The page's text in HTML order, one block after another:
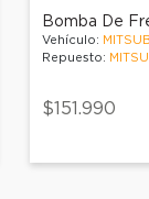
Bomba De
Vehículo:
Repuesto:
$151.990